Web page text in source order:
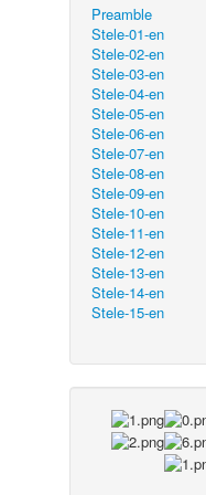
Preamble
Stele-01-en
Stele-02-en
Stele-03-en
Stele-04-en
Stele-05-en
Stele-06-en
Stele-07-en
Stele-08-en
Stele-09-en
Stele-10-en
Stele-11-en
Stele-12-en
Stele-13-en
Stele-14-en
Stele-15-en